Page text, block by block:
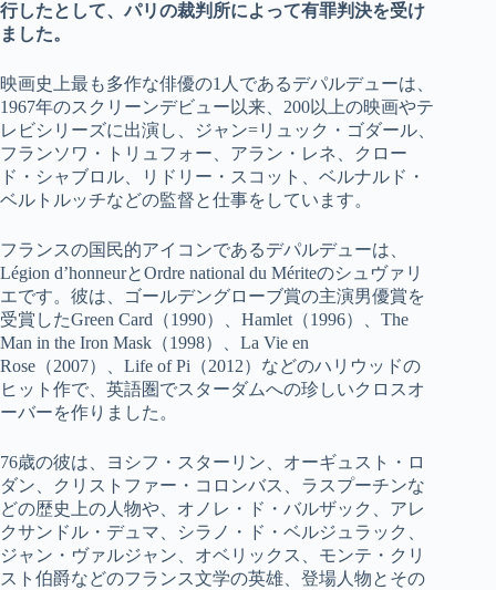
行したとして、パリの裁判所によって有罪判決を受け
ました。
映画史上最も多作な俳優の1人であるデパルデューは、
1967年のスクリーンデビュー以来、200以上の映画やテ
レビシリーズに出演し、ジャン=リュック・ゴダール、
フランソワ・トリュフォー、アラン・レネ、クロー
ド・シャブロル、リドリー・スコット、ベルナルド・
ベルトルッチなどの監督と仕事をしています。
フランスの国民的アイコンであるデパルデューは、
Légion d’honneurとOrdre national du Mériteのシュヴァリ
エです。彼は、ゴールデングローブ賞の主演男優賞を
受賞したGreen Card（1990）、Hamlet（1996）、The
Man in the Iron Mask（1998）、La Vie en
Rose（2007）、Life of Pi（2012）などのハリウッドの
ヒット作で、英語圏でスターダムへの珍しいクロスオ
ーバーを作りました。
76歳の彼は、ヨシフ・スターリン、オーギュスト・ロ
ダン、クリストファー・コロンバス、ラスプーチンな
どの歴史上の人物や、オノレ・ド・バルザック、アレ
クサンドル・デュマ、シラノ・ド・ベルジュラック、
ジャン・ヴァルジャン、オベリックス、モンテ・クリ
スト伯爵などのフランス文学の英雄、登場人物とその